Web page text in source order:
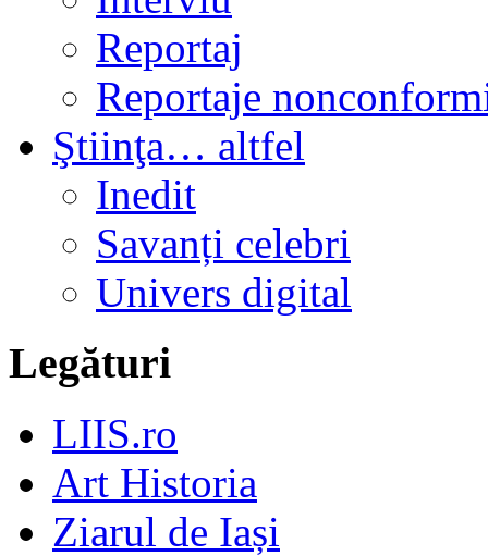
Reportaj
Reportaje
Ştiinţa… altfel
Inedit
Savanți celebri
Univers digital
Legături
LIIS.ro
Art Historia
Ziarul de Iași